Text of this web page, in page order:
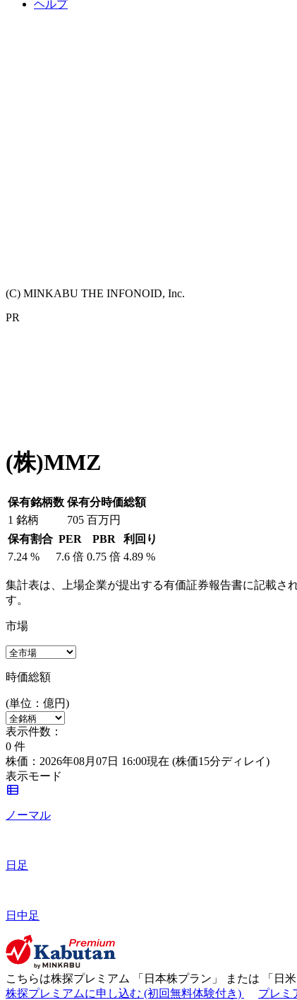
ヘルプ
(C) MINKABU THE INFONOID, Inc.
PR
(株)MMZ
保有銘柄数 保有分時価総額
1 銘柄 705 百万円
保有割合 PER PBR
利回り
7.24 % 7.6 倍 0.75 倍 4.89 %
集計表は、上場企業が提出する有価証券報告書に記載さ
す。
市場
時価総額
(単位：億円)
表示件数：
0 件
株価：2026年08月07日 16:00現在 (株価15分ディレイ)
表示モード
ノーマル
日足
日中足
こちらは株探プレミアム 「 日本株プラン 」 または 「 日
株探プレミアムに申し込む (初回無料体験付き) プレミ